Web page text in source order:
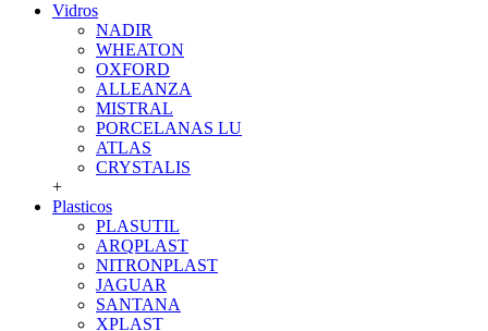
Vidros
NADIR
WHEATON
OXFORD
ALLEANZA
MISTRAL
PORCELANAS LU
ATLAS
CRYSTALIS
+
Plasticos
PLASUTIL
ARQPLAST
NITRONPLAST
JAGUAR
SANTANA
XPLAST